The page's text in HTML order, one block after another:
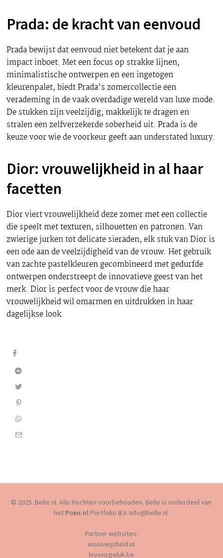
Prada: de kracht van eenvoud
Prada bewijst dat eenvoud niet betekent dat je aan
impact inboet. Met een focus op strakke lijnen,
minimalistische ontwerpen en een ingetogen
kleurenpalet, biedt Prada’s zomercollectie een
verademing in de vaak overdadige wereld van luxe mode.
De stukken zijn veelzijdig, makkelijk te dragen en
stralen een zelfverzekerde soberheid uit. Prada is de
keuze voor wie de voorkeur geeft aan understated luxury.
Dior: vrouwelijkheid in al haar
facetten
Dior viert vrouwelijkheid deze zomer met een collectie
die speelt met texturen, silhouetten en patronen. Van
zwierige jurken tot delicate sieraden, elk stuk van Dior is
een ode aan de veelzijdigheid van de vrouw. Het gebruik
van zachte pastelkleuren gecombineerd met gedurfde
ontwerpen onderstreept de innovatieve geest van het
merk. Dior is perfect voor de vrouw die haar
vrouwelijkheid wil omarmen en uitdrukken in haar
dagelijkse look.
© 2025. Belle.nl. Alle Rechten voorbehouden. Belle is onderdeel van
het Poen.nlPortfolio B.V. Info@belle.nl.
Partner websites:
woonwijsheid.nl
levensgeluk.be